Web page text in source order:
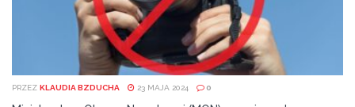
Dane kontaktowe:
Archiwum Zakładowe
Enea Wytwarzanie sp. z o.o.
Świerże Górne
PRZEZ KLAUDIA BZDUCHA 23 MAJA 2024 0